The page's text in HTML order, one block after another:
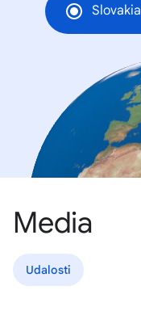
Slovakia
Media
Udalosti